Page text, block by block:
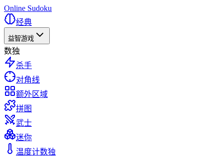
Online Sudoku
经典
益智游戏
数独
杀手
对角线
额外区域
拼图
武士
迷你
温度计数独